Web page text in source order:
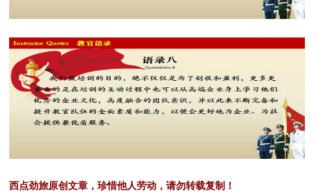
西点劲旅原创文章，珍惜他人劳动，请勿转载复制！